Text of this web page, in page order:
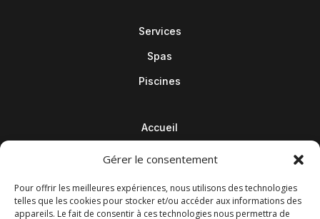
Gérer le consentement
Pour offrir les meilleures expériences, nous utilisons des technologies
telles que les cookies pour stocker et/ou accéder aux informations des
appareils. Le fait de consentir à ces technologies nous permettra de
Services
Spas
Piscines
Accueil